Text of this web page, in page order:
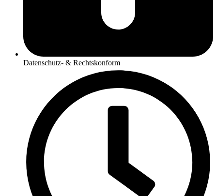
Datenschutz- & Rechtskonform